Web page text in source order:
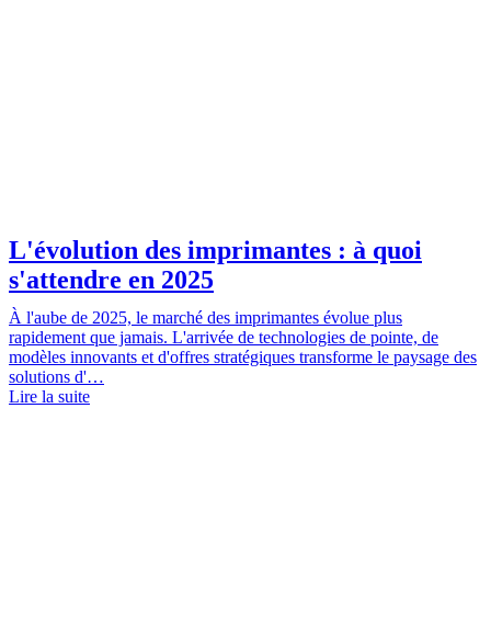
L'évolution des imprimantes : à quoi
s'attendre en 2025
À l'aube de 2025, le marché des imprimantes évolue plus
rapidement que jamais. L'arrivée de technologies de pointe, de
modèles innovants et d'offres stratégiques transforme le paysage des
solutions d'…
Lire la suite